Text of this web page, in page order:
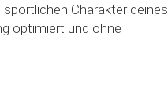
Charakter deines
optimiert und ohne